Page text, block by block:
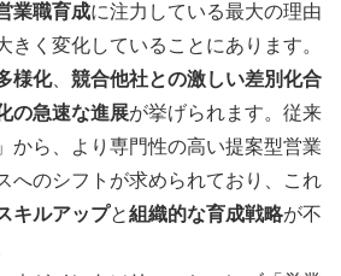
業職育成に注力している最大の理由
きく変化していることにあります。
様化、 競合他社との激しい差別化合
の急速な進展が挙げられます。従来
から、より専門性の高い提案型営業
へのシフトが求められており、これ
キルアップと組織的な育成戦略が不